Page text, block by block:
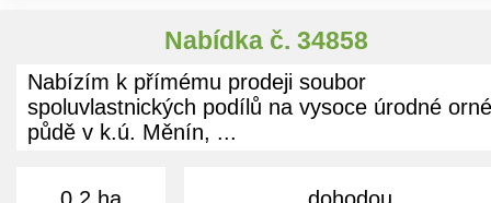
Nabídka č. 34858
Nabízím k přímému prodeji soubor
spoluvlastnických podílů na vysoce úrodné orné
půdě v k.ú. Měnín, ...